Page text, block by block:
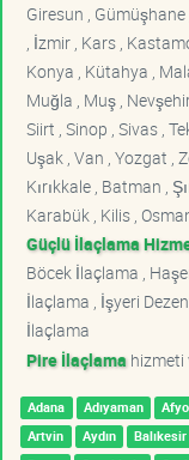
Giresun ,
, İzmir , Kars ,
Konya , Kütahya ,
Muğla , Muş ,
Siirt , Sinop , Sivas ,
Uşak , Van , Yozgat ,
Kırıkkale , Batman ,
Karabük , Kilis ,
Güçlü İlaçlama
Böcek İlaçlama ,
İlaçlama , İşyeri
İlaçlama
Pire İlaçlama hizmeti
Adana Adıyaman
Artvin
Aydın Balıkesir